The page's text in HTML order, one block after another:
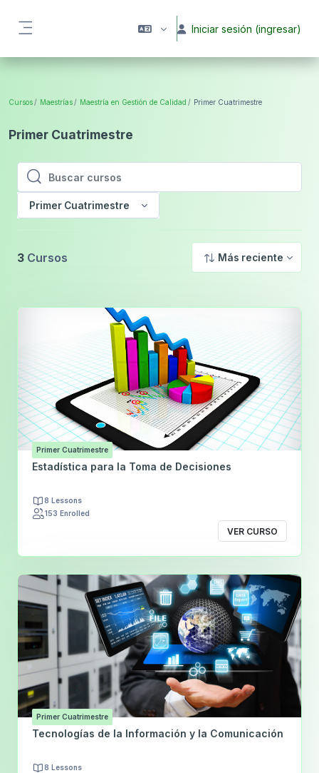
Iniciar sesión (ingresar)
Cursos Maestrías Maestría en Gestión de Calidad Primer Cuatrimestre
Primer Cuatrimestre
Buscar cursos
Buscar cursos
Primer Cuatrimestre
3 Cursos Más reciente
Primer Cuatrimestre
Estadística para la Toma de Decisiones
8 Lessons
153 Enrolled
VER CURSO
Primer Cuatrimestre
Tecnologías de la Información y la Comunicación
8 Lessons